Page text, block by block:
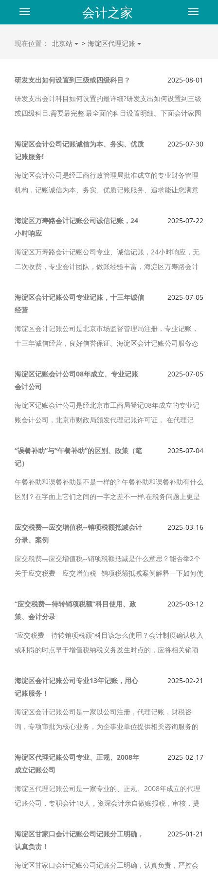
Toggle
Toggle
navigation
会计之家
现在位置： 北京站 > 海淀区代理记账
研发支出如何设置到三级或四级科目？
2025-08-01
研发支出会计科目如何设置的最详细?研发支出如何设置到三级
或四级科目,需要最完整,最全面的科目设置明细。下面会计家园
海淀区会计公司记账诚信为本、务实、优质
记账服务!
2025-07-30
海淀区会计公司是经工商行政管理局批准成立的专业财务管理
机构，记账诚信为本、务实、优质记账服务、追求能让您满意
经验，专业办理公司注册，代理记账，公司注销等服务。
海淀区万寿路会计记账公司诚信记账，24
小时响应
2025-07-22
海淀区万寿路会计记账公司专业、诚信记账，24小时响应，无
二次收费，专业会计团队，做账经验丰富，海淀区万寿路会计
服务，为客户用心服务。
海淀区会计记账公司专业记账，十三年诚信
经营
2025-07-05
海淀区会计记账公司是北京市场监督管理局注册，专业记账，
十三年诚信经营，良好信誉保证。海淀区会计记账公司服务态
册、代理记账、财务咨询服务。
海淀区记账会计公司08年成立、专业记账
会计公司
2025-07-05
海淀区记账会计公司是经北京市工商局登记08年成立的专业记
账会计公司，北京市财政局颁发代理记账许可证， 在代理记
账会计公司的宗旨是专业，安全，快捷，专业专注、优质服
务。
“误餐补助”与“午餐补助”的区别、政策（笔
记）
2025-07-04
午餐补助和误餐补助是不是一样的? 午餐补助和误餐补助有什么
区别？在字面上它们之间的一字之差不一样,在税务问题上更是
下。
应交税费—应交增值税--销项税额抵减会计
分录、案例
2025-03-16
应交税费—应交增值税--销项税额抵减是什么意思？能否举2个
关于应交税费—应交增值税--销项税额抵减案例解释一下如何使
下。
“应交税费—待转销项税额”科目使用、政
策、会计分录
2025-03-12
“应交税费—待转销项税额”科目该怎么使用？会计制度确认收入
或利得的时点早于增值税纳税义务发生时点的，应将相关销项
销项税额”科目使用、政策、会计分录如下。
海淀区会计记账公司专业13年记账，用心
记账服务！
2025-02-21
海淀区会计记账公司是一家以公司注册，代理记账，财税咨
询，专项审批为核心业务，为企事业单位提供相关咨询服务的
服务，为客户着想，解决您的各种财税疑难问题。
海淀区代理记账公司专业、正规、2008年
成立记账公司
2025-02-17
海淀区代理记账公司是一家专业的、正规、2008年成立的代理
记账公司，专职会计18人，资深会计亲自做账报税，审核，提
务有：代理记账，公司注册，公司变更、注销、审计等服务。
海淀区甘家口会计记账公司记账分工明确，
认真负责！
2025-01-21
海淀区甘家口会计记账公司记账分工明确，认真负责，严控会